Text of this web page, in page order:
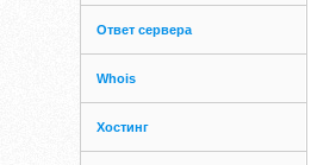
Ответ сервера
Whois
Хостинг